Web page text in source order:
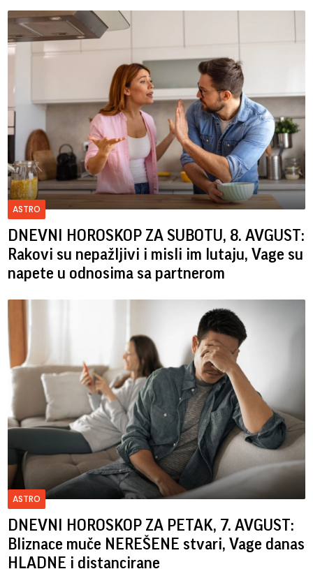
ASTRO
DNEVNI HOROSKOP ZA SUBOTU, 8. AVGUST:
Rakovi su nepažljivi i misli im lutaju, Vage su
napete u odnosima sa partnerom
ASTRO
DNEVNI HOROSKOP ZA PETAK, 7. AVGUST:
Bliznace muče NEREŠENE stvari, Vage danas
HLADNE i distancirane